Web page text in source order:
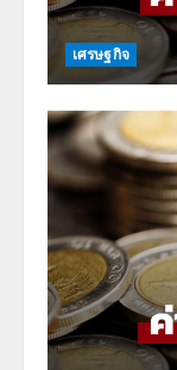
เศรษฐกิจ